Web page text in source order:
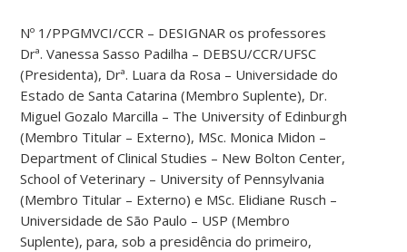
Nº 1/PPGMVCI/CCR – DESIGNAR os professores
Drª. Vanessa Sasso Padilha – DEBSU/CCR/UFSC
(Presidenta), Drª. Luara da Rosa – Universidade do
Estado de Santa Catarina (Membro Suplente), Dr.
Miguel Gozalo Marcilla – The University of Edinburgh
(Membro Titular – Externo), MSc. Monica Midon –
Department of Clinical Studies – New Bolton Center,
School of Veterinary – University of Pennsylvania
(Membro Titular – Externo) e MSc. Elidiane Rusch –
Universidade de São Paulo – USP (Membro
Suplente), para, sob a presidência do primeiro,